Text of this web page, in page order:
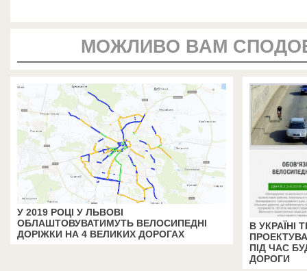
МОЖЛИВО ВАМ
У 2019 РОЦІ У ЛЬВОВІ
ОБЛАШТОВУВАТИМУТЬ ВЕЛОСИПЕДНІ
ДОРІЖКИ НА 4 ВЕЛИКИХ ДОРОГАХ
В УКРАЇНІ
ПІД ЧАС
ДОРОГИ